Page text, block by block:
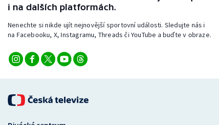
i na dalších platformách.
Nenechte si nikde ujít nejnovější sportovní události. Sledujte nás i
na Facebooku, X, Instagramu, Threads či YouTube a buďte v obraze.